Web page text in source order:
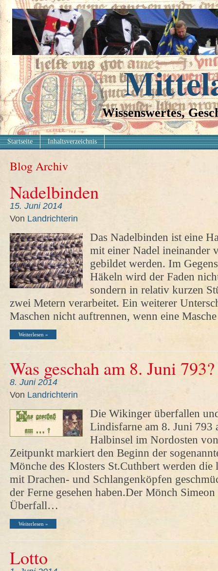
Wissenswertes,
Startseite Inhaltsverzeichnis
Blog Archiv
Nadelbinden
15. Juni 2014
Von Landrichterin
Das Nadelbinden ist eine
mit einer Nadel ineinander
gebildet werden. Im
Häkeln wird der Faden
sondern in relativ kurzen
zwei Metern verarbeitet. Ein weiterer
Maschen nicht auftrennen, wenn eine
Weiterlesen »
Was geschah am 8. Juni 793?
8. Juni 2014
Von Landrichterin
Die Wikinger überfallen
Lindisfarne am 8. Juni 793
Halbinsel im Nordosten
Zeitpunkt markiert den Beginn der
Mönche des Klosters St.Cuthbert werden die
mit Drachen- und Schlangenköpfen
der Ferne gesehen haben.Der Mönch
Überfall…
Weiterlesen »
Lotto